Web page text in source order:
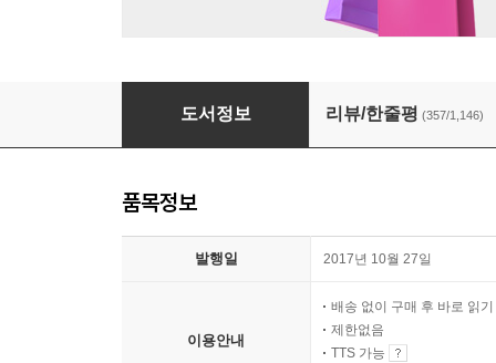
나는 나로 살기로 했다
도서정보 리뷰/한줄평 (357/1,146)
품목정보
발행일 2017년 10월 27일
이용안내
배송 없이 구매 후 바로 읽기
제한없음
TTS 가능